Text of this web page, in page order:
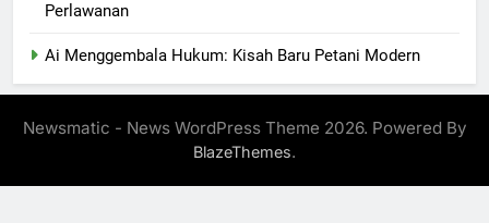
Perlawanan
Ai Menggembala Hukum: Kisah Baru Petani Modern
Newsmatic - News WordPress Theme 2026. Powered By
BlazeThemes.